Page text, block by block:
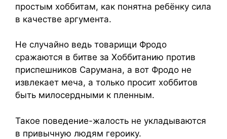
простым хоббитам, как понятна ребёнку сила
в качестве аргумента.
Не случайно ведь товарищи Фродо
сражаются в битве за Хоббитанию против
приспешников Сарумана, а вот Фродо не
извлекает меча, а только просит хоббитов
быть милосердными к пленным.
Такое поведение-жалость не укладываются
в привычную людям героику.